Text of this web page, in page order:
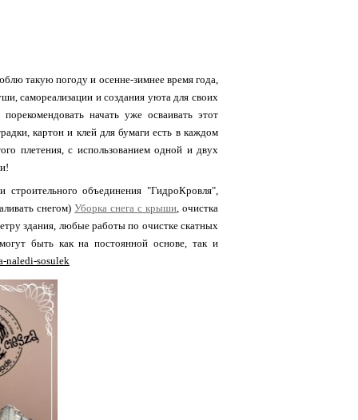
такую погоду и осенне-зимнее время года,
самореализации и создания уюта для своих
начать уже осваивать этот
картон и клей для бумаги есть в каждом
плетения, с использованием одной и двух
строительного объединения "ГидроКровля",
снегом) Уборка снега с крыши, очистка
здания, любые работы по очистке скатных
быть как на постоянной основе, так и
naledi-sosulek